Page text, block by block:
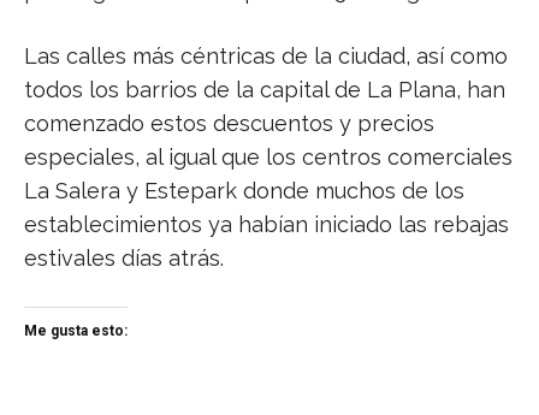
Las calles más céntricas de la ciudad, así como
todos los barrios de la capital de La Plana, han
comenzado estos descuentos y precios
especiales, al igual que los centros comerciales
La Salera y Estepark donde muchos de los
establecimientos ya habían iniciado las rebajas
estivales días atrás.
Me gusta esto: